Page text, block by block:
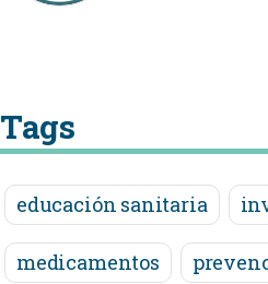
Tags
educación sanitaria
medicamentos